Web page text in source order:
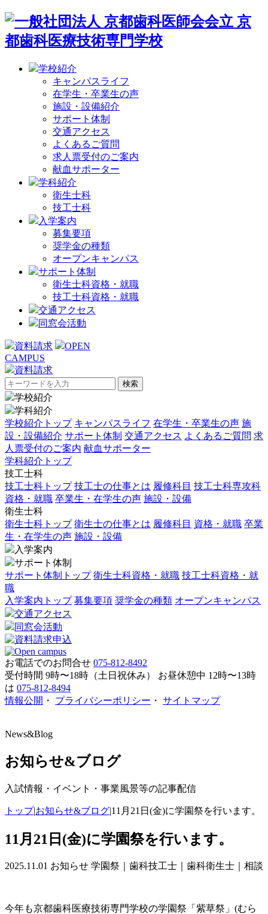
学校紹介
キャンパスライフ
在学生・卒業生の声
施設・設備紹介
サポート体制
交通アクセス
よくあるご質問
求人票受付のご案内
献血サポーター
学科紹介
衛生士科
技工士科
入学案内
募集要項
奨学金の種類
オープンキャンパス
サポート体制
衛生士科資格・就職
技工士科資格・就職
交通アクセス
同窓会活動
資料請求
OPEN
CAMPUS
資料請求
検
索:学校紹介
学科紹介
学校紹介トップ キャンパスライフ 在学生・卒業生の声 施
設・設備紹介 サポート体制 交通アクセス よくあるご質問 求
人票受付のご案内 献血サポーター
学科紹介トップ
技工士科
技工士科トップ 技工士の仕事とは 履修科目 技工士科専攻科
資格・就職 卒業生・在学生の声 施設・設備
衛生士科
衛生士科トップ 衛生士の仕事とは 履修科目 資格・就職 卒業
生・在学生の声 施設・設備
入学案内
サポート体制
サポート体制トップ 衛生士科資格・就職 技工士科資格・就
職
入学案内トップ 募集要項 奨学金の種類 オープンキャンパス
交通アクセス
同窓会活動
お電話でのお問合せ 075-812-8492
受付時間 9時〜18時（土日祝休み）
お昼休憩中 12時〜13時
は 075-812-8494
情報公開 ・ プライバシーポリシー ・ サイトマップ
News&Blog
お知らせ&ブログ
入試情報・イベント・事業風景等の記事配信
トップ|お知らせ&ブログ|11月21日(金)に学園祭を行います。
11月21日(金)に学園祭を行います。
2025.11.01 お知らせ 学園祭｜歯科技工士｜歯科衛生士｜相談
今年も京都歯科医療技術専門学校の学園祭「紫草祭」(むら